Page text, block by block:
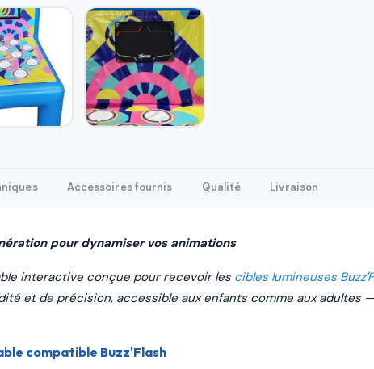
Accessoires fournis Qualité Livraison
pour dynamiser vos animations
interactive conçue pour recevoir les cibles lumineuses
et de précision, accessible aux enfants comme aux
compatible Buzz'Flash